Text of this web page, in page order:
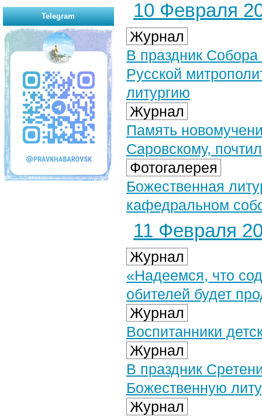
10 Февраля
Журнал
В праздник
Русской
литургию
Журнал
Память
Саровскому,
Фотогалерея
Божественная
кафедральном
11 Февраля
Журнал
«Надеемся, что
обителей будет
Журнал
Воспитанники
Журнал
В праздник
Божественную
Журнал
Telegram